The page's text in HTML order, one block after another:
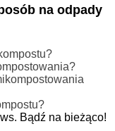
na odpady
Bądź na bieżąco!